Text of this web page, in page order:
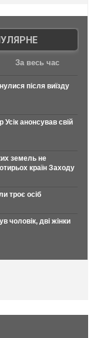
За весь час
після виїзду
анонсував свій
земель не
країн Заходу
троє осіб
чоловік, дві жінки